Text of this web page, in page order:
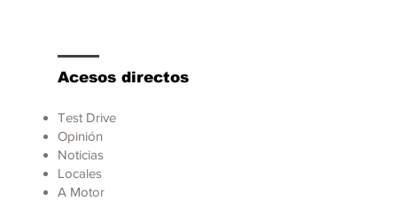
Acesos directos
Test Drive
Opinión
Noticias
Locales
A Motor